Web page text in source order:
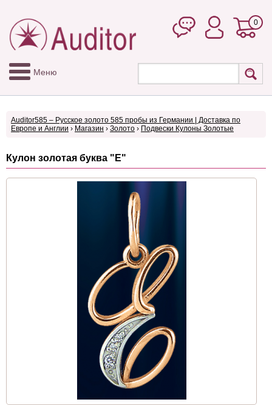
0
Меню
Auditor585 – Русское золото 585 пробы из Германии | Доставка по
Европе и Англии › Магазин › Золото › Подвески Кулоны Золотые
Кулон золотая буква "E"